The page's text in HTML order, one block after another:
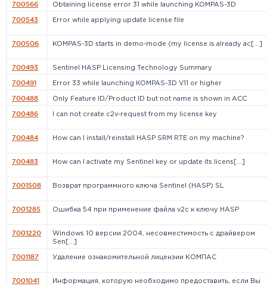
700566 Obtaining license error 31 while launching KOMPAS-3D
700543 Error while applying update license file
700506 KOMPAS-3D starts in demo-mode (my license is already ac[...]
700493 Sentinel HASP Licensing Technology Summary
700491 Error 33 while launching KOMPAS-3D V11 or higher
700488 Only Feature ID/Product ID but not name is shown in ACC
700486 I can not create c2v-request from my license key
700484 How can I install/reinstall HASP SRM RTE on my machine?
700483 How can I activate my Sentinel key or update its licens[...]
7001508 Возврат программного ключа Sentinel (HASP) SL
7001285 Ошибка 54 при применение файла v2c к ключу HASP
7001220
Windows 10 версии 2004, несовместимость с драйвером
Sen[...]
7001187 Удаление ознакомительной лицензии КОМПАС
7001041
Информация, которую необходимо предоставить, если Вы